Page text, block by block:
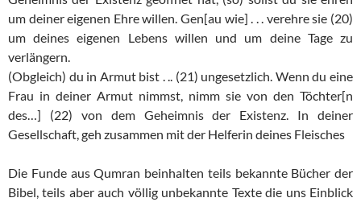
um deiner eigenen Ehre willen. Gen[au wie] . . . verehre sie (20)
um deines eigenen Lebens willen und um deine Tage zu
verlängern.
(Obgleich) du in Armut bist . .. (21) ungesetzlich. Wenn du eine
Frau in deiner Armut nimmst, nimm sie von den Töchter[n
des…] (22) von dem Geheimnis der Existenz. In deiner
Gesellschaft, geh zusammen mit der Helferin deines Fleisches
Die Funde aus Qumran beinhalten teils bekannte Bücher der
Bibel, teils aber auch völlig unbekannte Texte die uns Einblick